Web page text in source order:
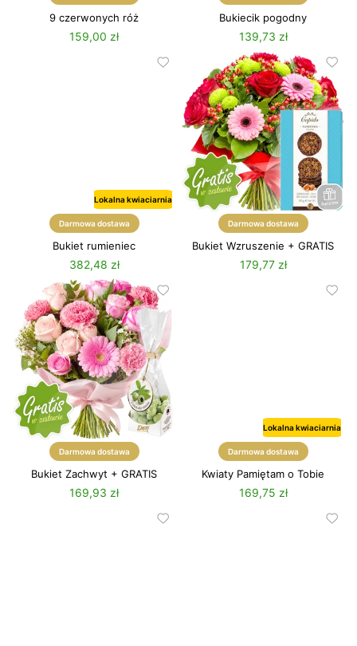
9 czerwonych róż
159,00 zł
Bukiecik pogodny
139,73 zł
Lokalna kwiaciarnia
Darmowa dostawa
Bukiet rumieniec
382,48 zł
Darmowa dostawa
Bukiet Wzruszenie + GRATIS
179,77 zł
Darmowa dostawa
Bukiet Zachwyt + GRATIS
169,93 zł
Lokalna kwiaciarnia
Darmowa dostawa
Kwiaty Pamiętam o Tobie
169,75 zł